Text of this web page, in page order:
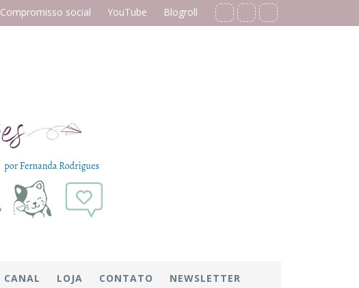
Compromisso social YouTube Blogroll
CANAL LOJA CONTATO NEWSLETTER